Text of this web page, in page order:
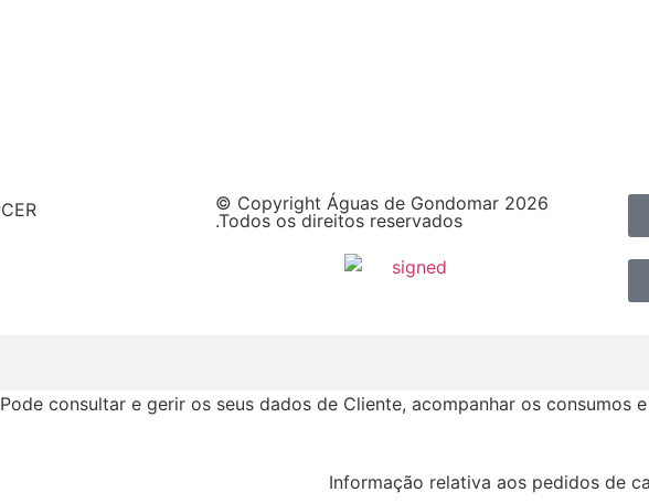
© Copyright Águas de Gondomar 2026
.Todos os direitos reservados
Pode consultar e gerir os seus dados de Cliente, acompanhar os consumos
Informação relativa aos pedidos de